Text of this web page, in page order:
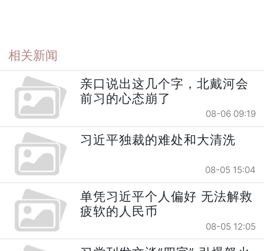
相关新闻
亲口说出这几个字，北戴河会
前习的心态崩了
08-06 09:19
习近平独裁的难处和大清洗
08-05 15:04
单凭习近平个人偏好 无法解救
疲软的人民币
08-05 12:05